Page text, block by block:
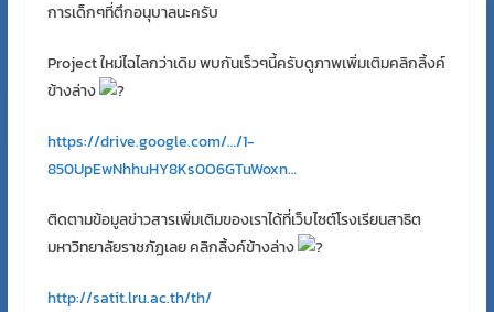
การเด็กๆที่ตึกอนุบาลนะครับ
Project ใหม่ไฉไลกว่าเดิม พบกันเร็วๆนี้ครับดูภาพเพิ่มเติมคลิกลิ้งค์
ข้างล่าง
https://drive.google.com/…/1-
850UpEwNhhuHY8Ks0O6GTuWoxn…
ติดตามข้อมูลข่าวสารเพิ่มเติมของเราได้ที่เว็บไซต์โรงเรียนสาธิต
มหาวิทยาลัยราชภัฏเลย คลิกลิ้งค์ข้างล่าง
http://satit.lru.ac.th/th/